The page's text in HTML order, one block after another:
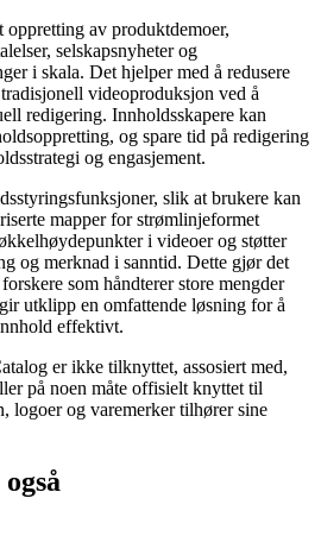
av produktdemoer,
selskapsnyheter og
i skala. Det hjelper med å redusere
videoproduksjon ved å
redigering. Innholdsskapere kan
og spare tid på redigering
og engasjement.
slik at brukere kan
mapper for strømlinjeformet
i videoer og støtter
og merknad i sanntid. Dette gjør det
som håndterer store mengder
utklipp en omfattende løsning for å
effektivt.
er ikke tilknyttet, assosiert med,
på noen måte offisielt knyttet til
logoer og varemerker tilhører sine